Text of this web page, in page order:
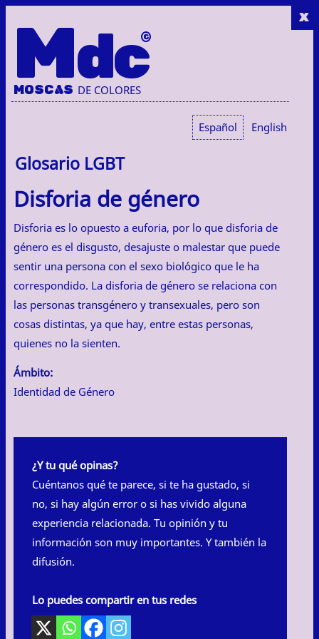
x
Mdc
MOSCAS DE COLORES
Español English
Glosario LGBT
Disforia de género
Disforia es lo opuesto a euforia, por lo que disforia de
género es el disgusto, desajuste o malestar que puede
sentir una persona con el sexo biológico que le ha
correspondido. La disforia de género se relaciona con
las personas transgénero y transexuales, pero son
cosas distintas, ya que hay, entre estas personas,
quienes no la sienten.
Ámbito:
Identidad de Género
¿Y tu qué opinas?
Cuéntanos qué te parece, si te ha gustado, si
no, si hay algún error o si has vivido alguna
experiencia relacionada. Tu opinión y tu
información son muy importantes. Y también la
difusión.
Lo puedes compartir en tus redes